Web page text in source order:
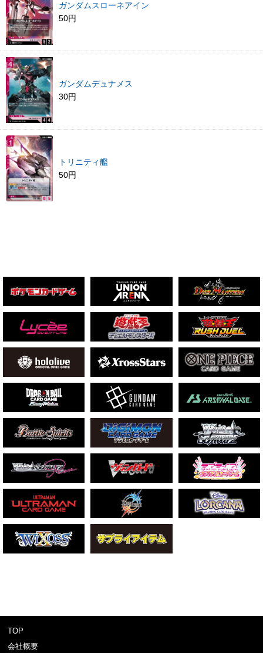
ガンダムスローネアイン
50円
ガンダムデュナメス
30円
トリニティ艦
50円
TOP
会社概要